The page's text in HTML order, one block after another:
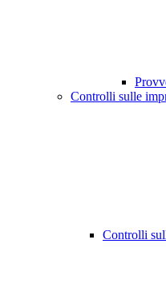
Controlli sulle
Controlli